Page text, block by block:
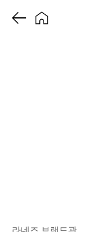
라네즈 브랜드관